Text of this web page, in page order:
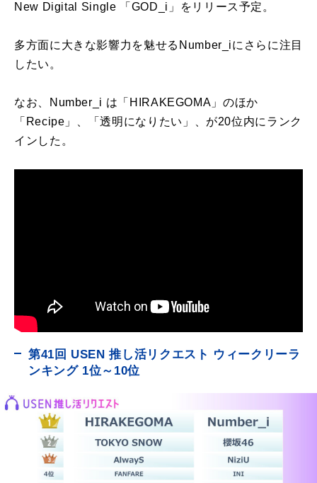
New Digital Single 「GOD_i」をリリース予定。
多方面に大きな影響力を魅せるNumber_iにさらに注目
したい。
なお、Number_i は「HIRAKEGOMA」のほか
「Recipe」、
「透明になりたい」、が20位内にランク
インした。
第41回 USEN 推し活リクエスト ウィークリーラ
ンキング 1位～10位